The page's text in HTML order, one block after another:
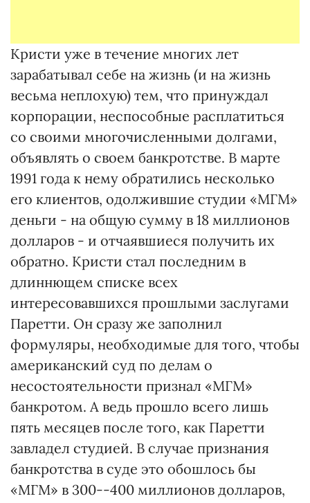
Кристи уже в течение многих лет
зарабатывал себе на жизнь (и на жизнь
весьма неплохую) тем, что принуждал
корпорации, неспособные расплатиться
со своими многочисленными долгами,
объявлять о своем банкротстве. В марте
1991 года к нему обратились несколько
его клиентов, одолжившие студии «МГМ»
деньги - на общую сумму в 18 миллионов
долларов - и отчаявшиеся получить их
обратно. Кристи стал последним в
длиннющем списке всех
интересовавшихся прошлыми заслугами
Паретти. Он сразу же заполнил
формуляры, необходимые для того, чтобы
американский суд по делам о
несостоятельности признал «МГМ»
банкротом. А ведь прошло всего лишь
пять месяцев после того, как Паретти
завладел студией. В случае признания
банкротства в суде это обошлось бы
«МГМ» в 300--400 миллионов долларов,